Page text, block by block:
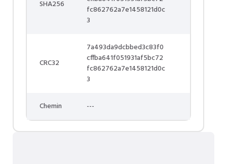
SHA256
fc862762a7e1458121d0c
3
CRC32
7a493da9dcbbed3c83f0
cffba641f051931af5bc72
fc862762a7e1458121d0c
3
Chemin ---